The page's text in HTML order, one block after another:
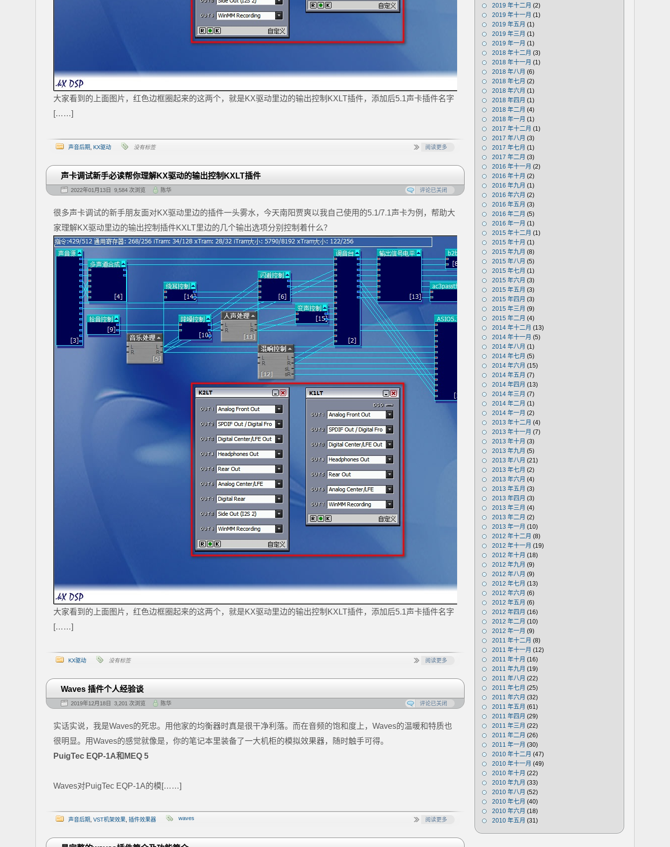
大家看到的上面图片，红色边框圈起来的这两个，就是KX驱动里边的输出控制KXLT插件，添加后5.1声卡插件名字
[……]
声音后期 KX驱动 没有标签 阅读更多
声卡调试新手必读帮你理解KX驱动的输出控制KXLT插件
2022年01月13日 9,584 次浏览 陈华 评论已关闭
很多声卡调试的新手朋友面对KX驱动里边的插件一头雾水，今天南阳贾爽以我自己使用的5.1/7.1声卡为例，帮助大
家理解KX驱动里边的输出控制插件KXLT里边的几个输出选项分别控制着什么？
大家看到的上面图片，红色边框圈起来的这两个，就是KX驱动里边的输出控制KXLT插件，添加后5.1声卡插件名字
[……]
KX驱动 没有标签 阅读更多
Waves 插件个人经验谈
2019年12月18日 3,201 次浏览 陈华 评论已关闭
实话实说，我是Waves的死忠。用他家的均衡器时真是很干净利落。而在音频的饱和度上，Waves的温暖和特质也
很明显。用Waves的感觉就像是，你的笔记本里装备了一大机柜的模拟效果器，随时触手可得。
PuigTec EQP-1A和MEQ 5
Waves对PuigTec EQP-1A的模[……]
声音后期 VST机架效果 插件效果器 waves 阅读更多
2019 年十二月 (2)
2019 年十一月 (1)
2019 年五月 (1)
2019 年三月 (1)
2019 年一月 (1)
2018 年十二月 (3)
2018 年十一月 (1)
2018 年八月 (6)
2018 年七月 (2)
2018 年六月 (1)
2018 年四月 (1)
2018 年二月 (4)
2018 年一月 (1)
2017 年十二月 (1)
2017 年八月 (3)
2017 年七月 (1)
2017 年二月 (3)
2016 年十一月 (2)
2016 年十月 (2)
2016 年九月 (1)
2016 年六月 (2)
2016 年五月 (3)
2016 年二月 (5)
2016 年一月 (1)
2015 年十二月 (1)
2015 年十月 (1)
2015 年九月 (8)
2015 年八月 (5)
2015 年七月 (1)
2015 年六月 (3)
2015 年五月 (3)
2015 年四月 (3)
2015 年三月 (9)
2015 年二月 (4)
2014 年十二月 (13)
2014 年十一月 (5)
2014 年八月 (1)
2014 年七月 (5)
2014 年六月 (15)
2014 年五月 (7)
2014 年四月 (13)
2014 年三月 (7)
2014 年二月 (1)
2014 年一月 (2)
2013 年十二月 (4)
2013 年十一月 (7)
2013 年十月 (3)
2013 年九月 (5)
2013 年八月 (21)
2013 年七月 (2)
2013 年六月 (4)
2013 年五月 (3)
2013 年四月 (3)
2013 年三月 (4)
2013 年二月 (2)
2013 年一月 (10)
2012 年十二月 (8)
2012 年十一月 (19)
2012 年十月 (18)
2012 年九月 (9)
2012 年八月 (9)
2012 年七月 (13)
2012 年六月 (6)
2012 年五月 (6)
2012 年四月 (16)
2012 年二月 (10)
2012 年一月 (9)
2011 年十二月 (8)
2011 年十一月 (12)
2011 年十月 (16)
2011 年九月 (19)
2011 年八月 (22)
2011 年七月 (25)
2011 年六月 (32)
2011 年五月 (61)
2011 年四月 (29)
2011 年三月 (22)
2011 年二月 (26)
2011 年一月 (30)
2010 年十二月 (47)
2010 年十一月 (49)
2010 年十月 (22)
2010 年九月 (33)
2010 年八月 (52)
2010 年七月 (40)
2010 年六月 (18)
2010 年五月 (31)